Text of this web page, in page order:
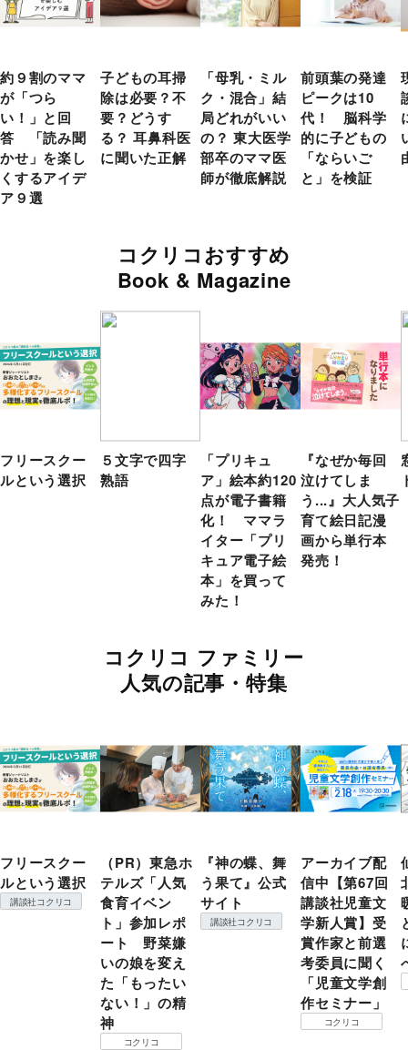
約９割のママ
が「つら
い！」と回
答 「読み聞
かせ」を楽し
くするアイデ
ア９選
子どもの耳掃
除は必要？不
要？どうす
る？ 耳鼻科医
に聞いた正解
「母乳・ミル
ク・混合」結
局どれがいい
の？ 東大医学
部卒のママ医
師が徹底解説
前頭葉の発達
ピークは10
代！ 脳科学
的に子どもの
「ならいご
と」を検証
コクリコおすすめ
Book & Magazine
フリースクー
ルという選択
５文字で四字
熟語
「プリキュ
ア」絵本約120
点が電子書籍
化！ ママラ
イター「プリ
キュア電子絵
本」を買って
みた！
『なぜか毎回
泣けてしま
う...』大人気子
育て絵日記漫
画から単行本
発売！
コクリコ ファミリー
人気の記事・特集
フリースクー
ルという選択
講談社コクリコ
（PR）東急ホ
テルズ「人気
食育イベン
ト」参加レポ
ート 野菜嫌
いの娘を変え
た「もったい
ない！」の精
神
コクリコ
『神の蝶、舞
う果て』公式
サイト
講談社コクリコ
アーカイブ配
信中【第67回
講談社児童文
学新人賞】受
賞作家と前選
考委員に聞く
「児童文学創
作セミナー」
コクリコ